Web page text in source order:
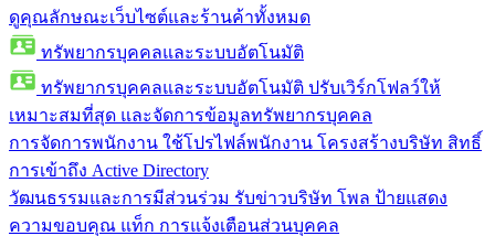
ดูคุณลักษณะเว็บไซต์และร้านค้าทั้งหมด
ทรัพยากรบุคคลและระบบอัตโนมัติ
ทรัพยากรบุคคลและระบบอัตโนมัติ ปรับเวิร์กโฟลว์ให้
เหมาะสมที่สุด และจัดการข้อมูลทรัพยากรบุคคล
การจัดการพนักงาน ใช้โปรไฟล์พนักงาน โครงสร้างบริษัท สิทธิ์
การเข้าถึง Active Directory
วัฒนธรรมและการมีส่วนร่วม รับข่าวบริษัท โพล ป้ายแสดง
ความขอบคุณ แท็ก การแจ้งเตือนส่วนบุคคล